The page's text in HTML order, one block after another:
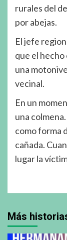
rurales del
por abejas.
El jefe
que el
una
vecinal.
En un
una
como forma
cañada.
lugar la
Más